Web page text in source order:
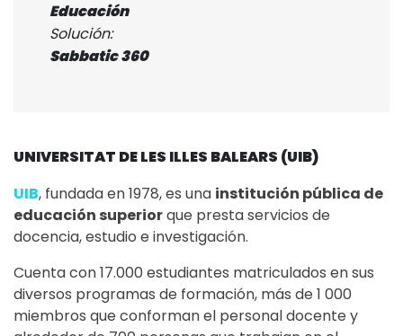
Educación
Solución:
Sabbatic 360
UNIVERSITAT DE LES ILLES BALEARS (UIB)
UIB, fundada en 1978, es una institución pública de
educación superiorque presta servicios de
docencia, estudio e investigación.
Cuenta con 17.000 estudiantes matriculados en sus
diversos programas de formación, más de 1 000
miembros que conforman el personal docente y